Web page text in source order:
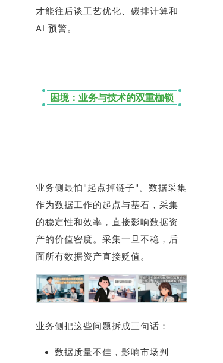
才能往后谈工艺优化、碳排计算和
AI 预警。
困境：业务与技术的双重枷锁
业务侧最怕"起点掉链子"。数据采集
作为数据工作的起点与基石，采集
的稳定性和效率，直接影响数据资
产的价值密度。采集一旦不稳，后
面所有数据资产直接贬值。
业务侧把这些问题拆成三句话：
数据质量不佳，影响市场判